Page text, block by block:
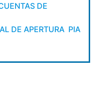
DE
DE APERTURA PIA